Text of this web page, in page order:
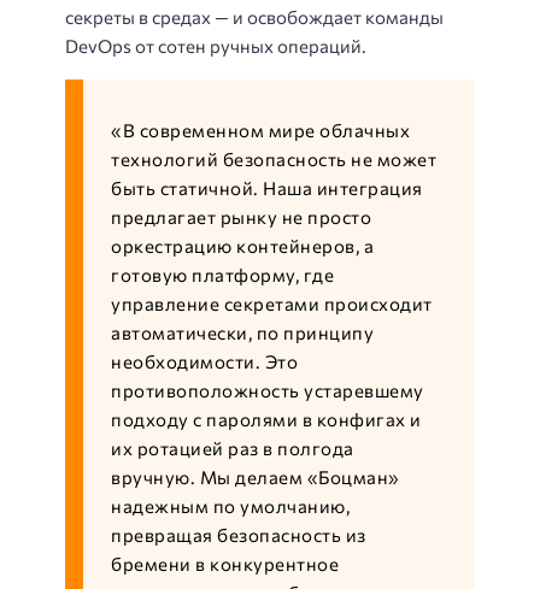
секреты в средах — и освобождает команды
DevOps от сотен ручных операций.
«В современном мире облачных
технологий безопасность не может
быть статичной. Наша интеграция
предлагает рынку не просто
оркестрацию контейнеров, а
готовую платформу, где
управление секретами происходит
автоматически, по принципу
необходимости. Это
противоположность устаревшему
подходу с паролями в конфигах и
их ротацией раз в полгода
вручную. Мы делаем «Боцман»
надежным по умолчанию,
превращая безопасность из
бремени в конкурентное